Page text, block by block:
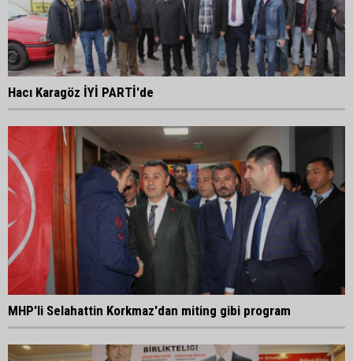
Hacı Karagöz İYİ PARTİ'de
MHP'li Selahattin Korkmaz'dan miting gibi program